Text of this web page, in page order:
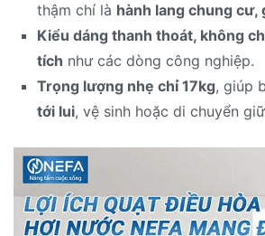
thậm chí là hành lang chung cư,
Kiểu dáng thanh thoát, không
tích như các dòng công nghiệp.
Trọng lượng nhẹ chỉ 17kg, giúp
tới lui, vệ sinh hoặc di chuyển